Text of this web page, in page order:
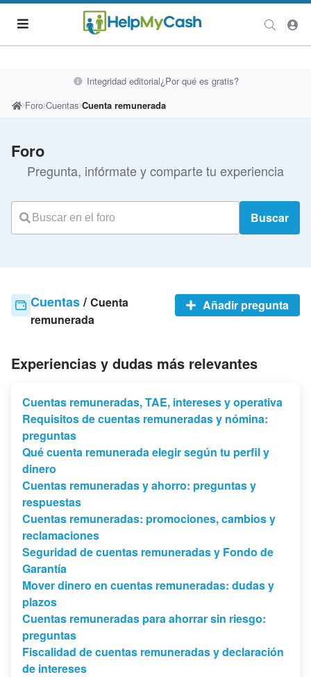
Integridad editorial¿Por qué es gratis?
Foro Cuentas Cuenta remunerada
Foro
Pregunta, infórmate y comparte tu experiencia
Buscar
Cuentas/Cuenta
remunerada
Añadir pregunta
Experiencias y dudas más relevantes
Cuentas remuneradas, TAE, intereses y operativa
Requisitos de cuentas remuneradas y nómina:
preguntas
Qué cuenta remunerada elegir según tu perfil y
dinero
Cuentas remuneradas y ahorro: preguntas y
respuestas
Cuentas remuneradas: promociones, cambios y
reclamaciones
Seguridad de cuentas remuneradas y Fondo de
Garantía
Mover dinero en cuentas remuneradas: dudas y
plazos
Cuentas remuneradas para ahorrar sin riesgo:
preguntas
Fiscalidad de cuentas remuneradas y declaración
de intereses